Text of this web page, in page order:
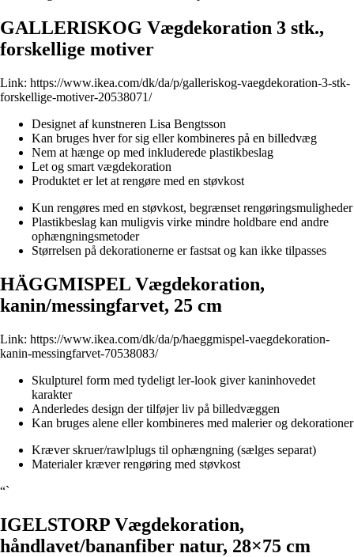
GALLERISKOG Vægdekoration 3 stk.,
forskellige motiver
Link: https://www.ikea.com/dk/da/p/galleriskog-vaegdekoration-3-stk-
forskellige-motiver-20538071/
Designet af kunstneren Lisa Bengtsson
Kan bruges hver for sig eller kombineres på en billedvæg
Nem at hænge op med inkluderede plastikbeslag
Let og smart vægdekoration
Produktet er let at rengøre med en støvkost
Kun rengøres med en støvkost, begrænset rengøringsmuligheder
Plastikbeslag kan muligvis virke mindre holdbare end andre
ophængningsmetoder
Størrelsen på dekorationerne er fastsat og kan ikke tilpasses
HÄGGMISPEL Vægdekoration,
kanin/messingfarvet, 25 cm
Link: https://www.ikea.com/dk/da/p/haeggmispel-vaegdekoration-
kanin-messingfarvet-70538083/
Skulpturel form med tydeligt ler-look giver kaninhovedet
karakter
Anderledes design der tilføjer liv på billedvæggen
Kan bruges alene eller kombineres med malerier og dekorationer
Kræver skruer/rawlplugs til ophængning (sælges separat)
Materialer kræver rengøring med støvkost
“`
IGELSTORP Vægdekoration,
håndlavet/bananfiber natur, 28×75 cm